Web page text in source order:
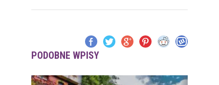
PODOBNE WPISY